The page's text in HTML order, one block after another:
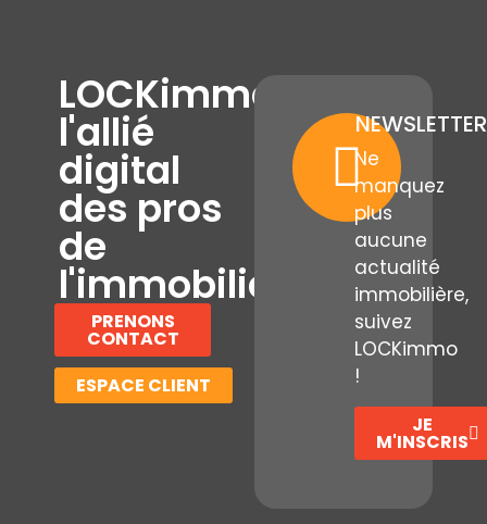
LOCKimmo,
l'allié
digital
des pros
de
l'immobilier
PRENONS
CONTACT
ESPACE CLIENT
NEWSLETTER
Ne
manquez
plus
aucune
actualité
immobilière,
suivez
LOCKimmo
!
JE
M'INSCRIS